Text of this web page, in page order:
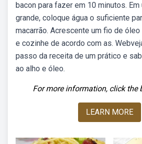
bacon para fazer em 10 minutos. Em
grande, coloque água o suficiente
macarrão. Acrescente um fio de
e cozinhe de acordo com as.
passo da receita de um prático e
ao alho e óleo.
For more information, click the
LEARN MORE